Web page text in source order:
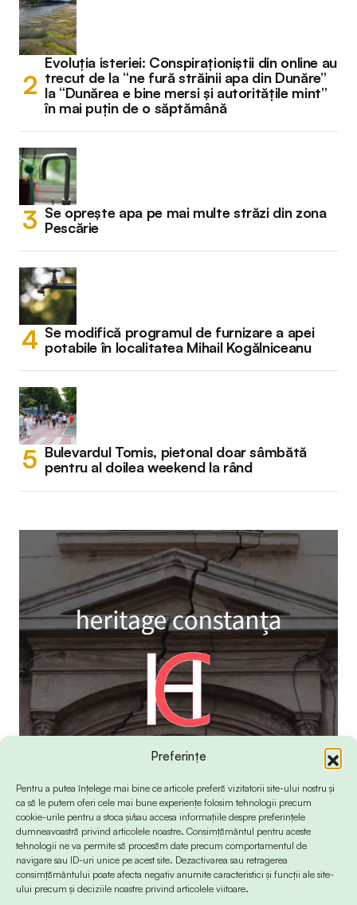
Preferințe
Pentru a putea înțelege mai bine ce articole preferă vizitatorii site-ului nostru și
ca să le putem oferi cele mai bune experiențe folosim tehnologii precum
cookie-urile pentru a stoca și/sau accesa informațiile despre preferințele
dumneavoastră privind articolele noastre. Consimțământul pentru aceste
tehnologii ne va permite să procesăm date precum comportamentul de
navigare sau ID-uri unice pe acest site. Dezactivarea sau retragerea
consimțământului poate afecta negativ anumite caracteristici și funcții ale site-
ului precum și deciziile noastre privind articolele viitoare.
Evoluția isteriei: Conspiraționiștii din online au
trecut de la “ne fură străinii apa din Dunăre”
la “Dunărea e bine mersi și autoritățile mint”
în mai puțin de o săptămână
Se oprește apa pe mai multe străzi din zona
Pescărie
Se modifică programul de furnizare a apei
potabile în localitatea Mihail Kogălniceanu
Bulevardul Tomis, pietonal doar sâmbătă
pentru al doilea weekend la rând